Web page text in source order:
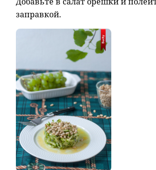
заправкой.